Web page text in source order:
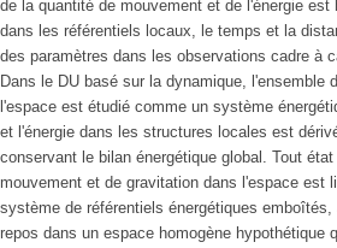
de la quantité de mouvement et de l'énergie est
dans les référentiels locaux, le temps et la
des paramètres dans les observations cadre à
Dans le DU basé sur la dynamique, l'ensemble
l'espace est étudié comme un système
et l'énergie dans les structures locales est
conservant le bilan énergétique global. Tout
mouvement et de gravitation dans l'espace est
système de référentiels énergétiques emboîtés,
repos dans un espace homogène hypothétique